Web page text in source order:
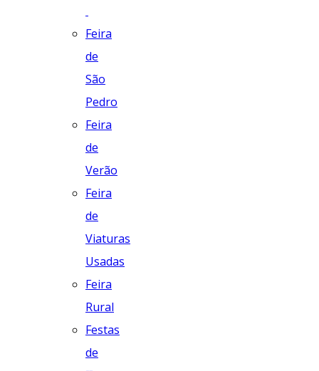
Feira
de
São
Pedro
Feira
de
Verão
Feira
de
Viaturas
Usadas
Feira
Rural
Festas
de